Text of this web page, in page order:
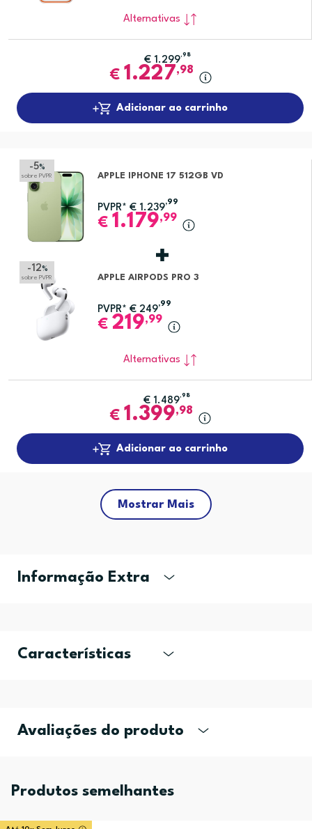
Alternativas
€ 1.299,98
€ 1.227,98
Adicionar ao carrinho
-5%
sobre PVPR APPLE IPHONE 17 512GB VD
PVPR* € 1.239
,99
€ 1.179,99
-12 %
sobre PVPR APPLE AIRPODS PRO 3
PVPR* € 249
,99
€ 219,99
Alternativas
€ 1.489,98
€ 1.399,98
Adicionar ao carrinho
Mostrar Mais
Informação Extra
Características
Avaliações do produto
Produtos semelhantes